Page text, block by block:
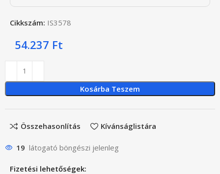
Cikkszám: IS3578
54.237 Ft
Kosárba Teszem
Összehasonlítás Kívánságlistára
19 látogató böngészi jelenleg
Fizetési lehetőségek: